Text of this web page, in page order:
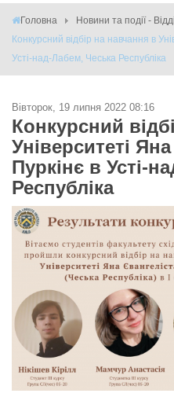
Головна
Новини та події -
Конкурсний відбір на навчання в
Усті-над-Лабем, Чеська Республіка
Вівторок, 19 липня 2022 08:16
Конкурсний
Університеті
Пуркінє в Усті-
Республіка